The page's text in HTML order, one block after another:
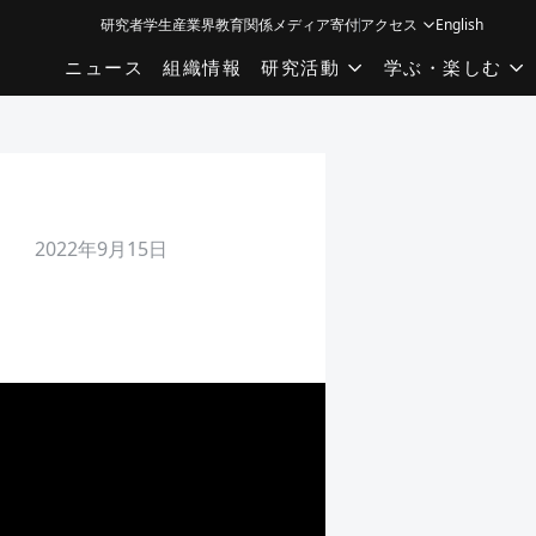
ニュース 組織情報 研究活動 学ぶ・楽しむ
研究者学生産業界教育関係メディア寄付アクセス English
2022年9月15日